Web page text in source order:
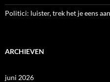
Politici: luister, trek het je eens
ARCHIEVEN
juni 2026